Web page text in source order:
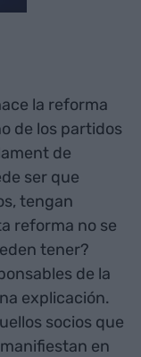
la reforma
de los partidos
de
ser que
tengan
reforma no se
tener?
de la
explicación.
socios que
en